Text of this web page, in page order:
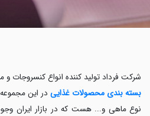
شرکت فرداد تولید کننده انواع کنسروجات و
بسته بندی محصولات غذایی در این
نوع ماهی و... هست که در بازار ایران